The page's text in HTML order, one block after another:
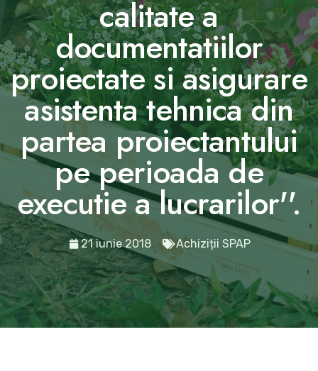
calitate a
documentatiilor
proiectate si asigurare
asistenta tehnica din
partea proiectantului
pe perioada de
executie a lucrarilor''.
21 iunie 2018 Achiziții SPAP